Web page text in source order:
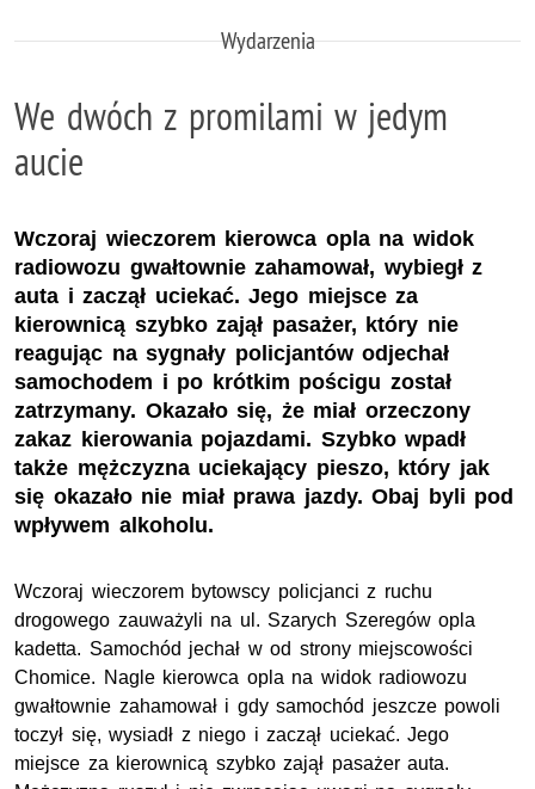
Wydarzenia
We dwóch z promilami w jedym
aucie
Wczoraj wieczorem kierowca opla na widok
radiowozu gwałtownie zahamował, wybiegł z
auta i zaczął uciekać. Jego miejsce za
kierownicą szybko zajął pasażer, który nie
reagując na sygnały policjantów odjechał
samochodem i po krótkim pościgu został
zatrzymany. Okazało się, że miał orzeczony
zakaz kierowania pojazdami. Szybko wpadł
także mężczyzna uciekający pieszo, który jak
się okazało nie miał prawa jazdy. Obaj byli pod
wpływem alkoholu.
Wczoraj wieczorem bytowscy policjanci z ruchu
drogowego zauważyli na ul. Szarych Szeregów opla
kadetta. Samochód jechał w od strony miejscowości
Chomice. Nagle kierowca opla na widok radiowozu
gwałtownie zahamował i gdy samochód jeszcze powoli
toczył się, wysiadł z niego i zaczął uciekać. Jego
miejsce za kierownicą szybko zajął pasażer auta.